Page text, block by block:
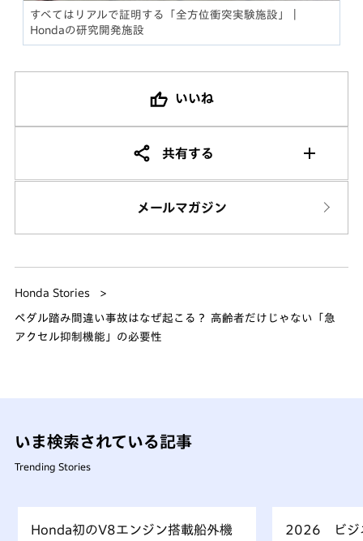
すべてはリアルで証明する「全方位衝突実験施設」｜
Hondaの研究開発施設
いいね
共有する
メールマガジン
Honda Stories
ペダル踏み間違い事故はなぜ起こる？ 高齢者だけじゃない「急
アクセル抑制機能」の必要性
いま検索されている記事
Trending Stories
Honda初のV8エンジン搭載船外機
2026 ビジ